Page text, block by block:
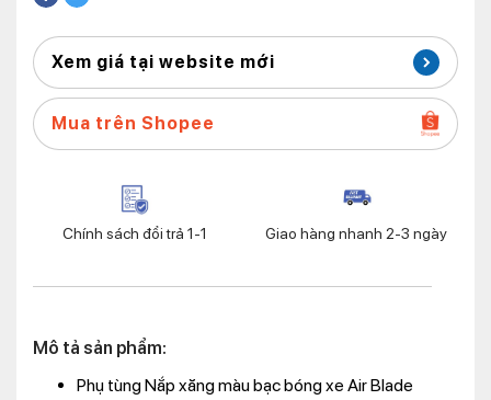
Xem giá tại website mới
Mua trên Shopee
Chính sách đổi trả 1-1 Giao hàng nhanh 2-3 ngày
Mô tả sản phẩm:
Phụ tùng Nắp xăng màu bạc bóng xe Air Blade